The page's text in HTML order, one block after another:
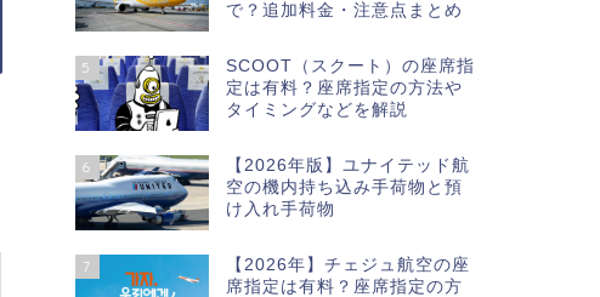
で？追加料金・注意点まとめ
5
SCOOT（スクート）の座席指
定は有料？座席指定の方法や
タイミングなどを解説
6
【2026年版】ユナイテッド航
空の機内持ち込み手荷物と預
け入れ手荷物
7
【2026年】チェジュ航空の座
席指定は有料？座席指定の方